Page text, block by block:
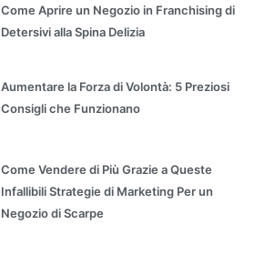
Come Aprire un Negozio in Franchising di
Detersivi alla Spina Delizia
Aumentare la Forza di Volontà: 5 Preziosi
Consigli che Funzionano
Come Vendere di Più Grazie a Queste
Infallibili Strategie di Marketing Per un
Negozio di Scarpe